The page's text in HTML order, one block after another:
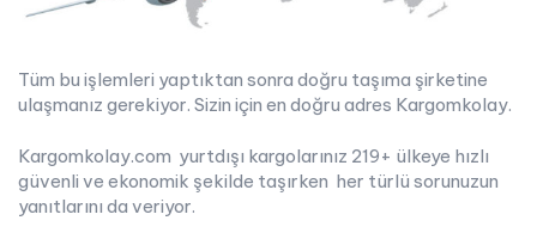
Tüm bu işlemleri yaptıktan sonra doğru taşıma şirketine
ulaşmanız gerekiyor. Sizin için en doğru adres Kargomkolay.
Kargomkolay.com yurtdışı kargolarınız 219+ ülkeye hızlı
güvenli ve ekonomik şekilde taşırken her türlü sorunuzun
yanıtlarını da veriyor.